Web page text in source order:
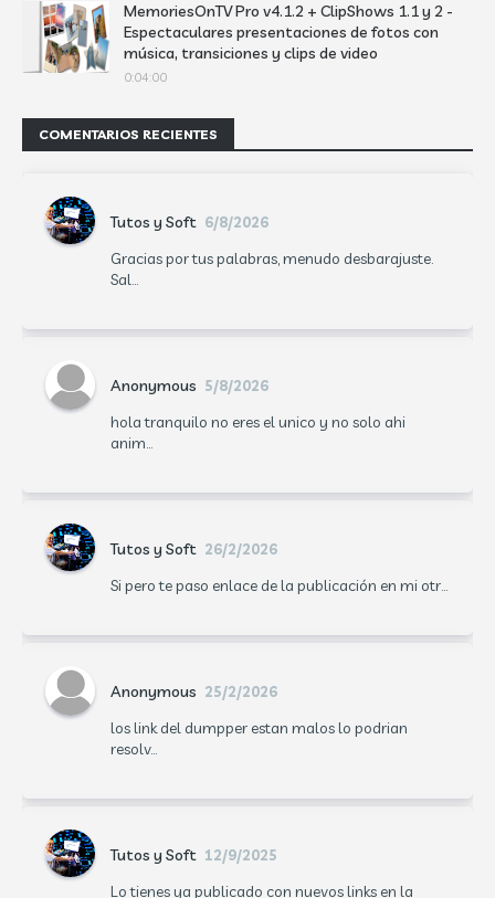
MemoriesOnTV Pro v4.1.2 + ClipShows 1.1 y 2 -
Espectaculares presentaciones de fotos con
música, transiciones y clips de video
0:04:00
COMENTARIOS RECIENTES
Tutos y Soft 6/8/2026
Gracias por tus palabras, menudo desbarajuste.
Sal...
Anonymous 5/8/2026
hola tranquilo no eres el unico y no solo ahi
anim...
Tutos y Soft 26/2/2026
Si pero te paso enlace de la publicación en mi otr...
Anonymous 25/2/2026
los link del dumpper estan malos lo podrian
resolv...
Tutos y Soft 12/9/2025
Lo tienes ya publicado con nuevos links en la